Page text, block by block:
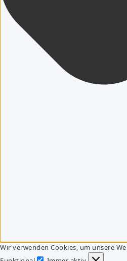
Wir verwenden Cookies, um unsere